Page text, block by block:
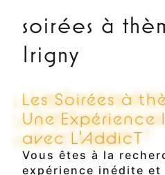
soirées à
Irigny
Les Soirées à
Une
avec L'AddicT
Vous êtes à la
expérience inédite